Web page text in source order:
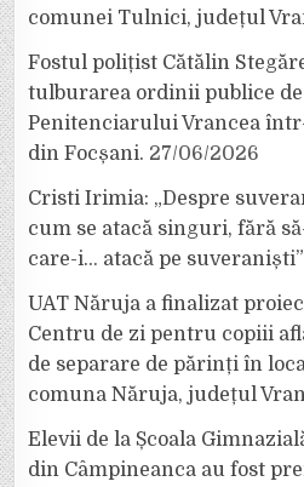
comunei Tulnici, județul
Fostul polițist Cătălin
tulburarea ordinii publice de
Penitenciarului Vrancea
din Focșani. 27/06/2026
Cristi Irimia: „Despre
cum se atacă singuri, fără
care-i… atacă pe
UAT Năruja a finalizat
Centru de zi pentru copiii
de separare de părinți în
comuna Năruja, județul
Elevii de la Școala
din Câmpineanca au fost